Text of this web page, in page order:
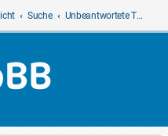
Suche Unbeantwortete Themen